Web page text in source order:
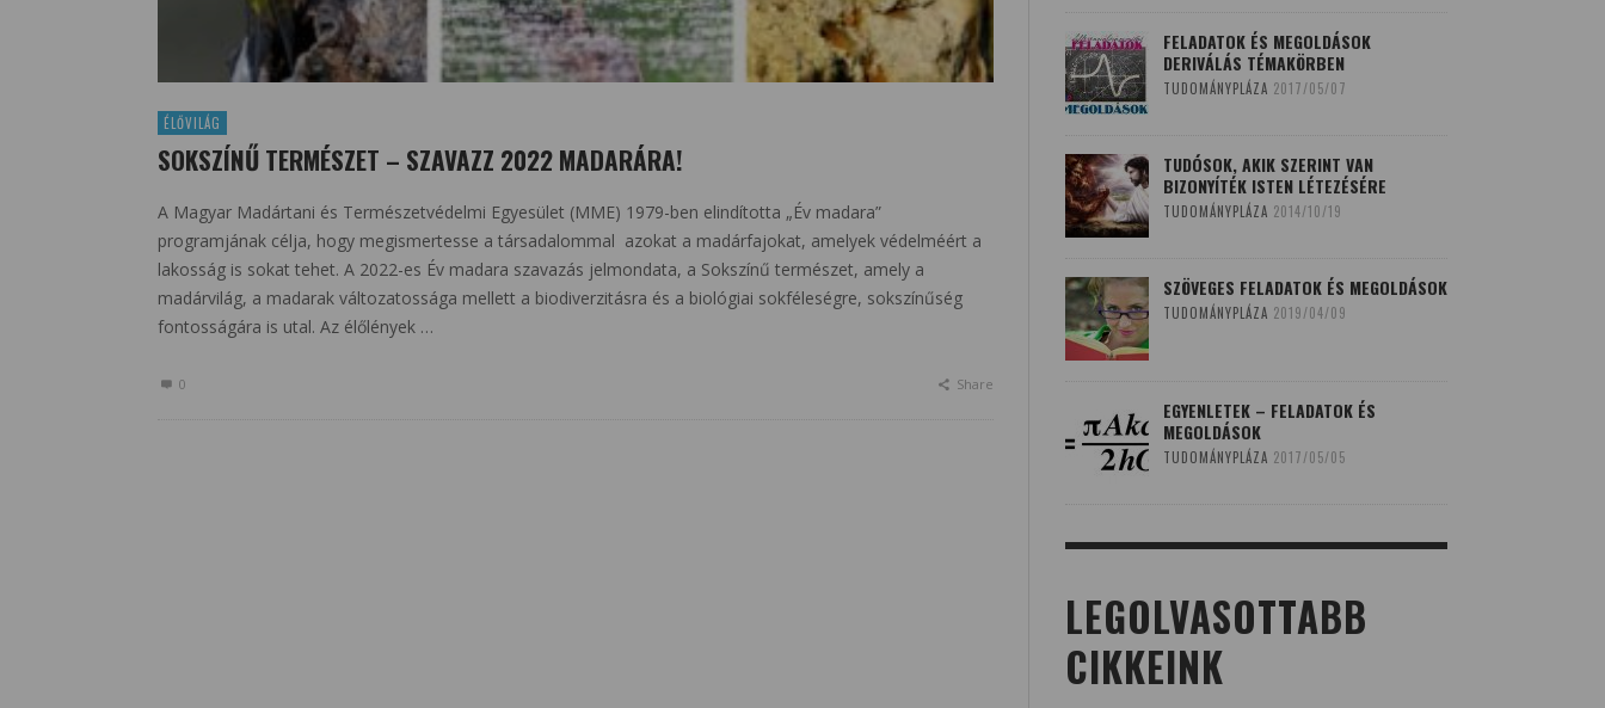
ÉLŐVILÁG
SOKSZÍNŰ TERMÉSZET – SZAVAZZ 2022 MADARÁRA!
A Magyar Madártani és Természetvédelmi Egyesület (MME) 1979-ben elindította „Év madara”
programjának célja, hogy megismertesse a társadalommal azokat a madárfajokat, amelyek védelméért a
lakosság is sokat tehet. A 2022-es Év madara szavazás jelmondata, a Sokszínű természet, amely a
madárvilág, a madarak változatossága mellett a biodiverzitásra és a biológiai sokféleségre, sokszínűség
fontosságára is utal. Az élőlények …
0 Share
FELADATOK ÉS MEGOLDÁSOK
DERIVÁLÁS TÉMAKÖRBEN
TUDOMÁNYPLÁZA 2017/05/07
TUDÓSOK, AKIK SZERINT VAN
BIZONYÍTÉK ISTEN LÉTEZÉSÉRE
TUDOMÁNYPLÁZA 2014/10/19
SZÖVEGES FELADATOK ÉS MEGOLDÁSOK
TUDOMÁNYPLÁZA 2019/04/09
EGYENLETEK – FELADATOK ÉS
MEGOLDÁSOK
TUDOMÁNYPLÁZA 2017/05/05
LEGOLVASOTTABB
CIKKEINK